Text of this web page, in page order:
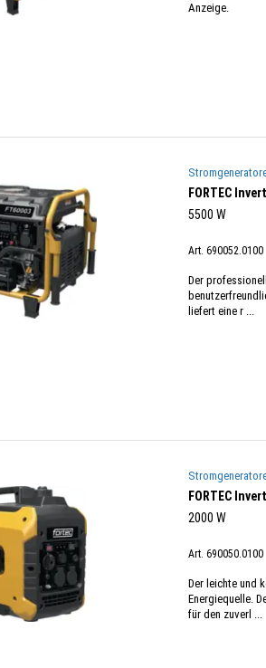
Anzeige.
FORTEC
5500 W
Art. 690052.0100
Der
liefert eine r ...
FORTEC
2000 W
Art. 690050.0100
Der leichte und
Energiequelle.
für den zuverl ...